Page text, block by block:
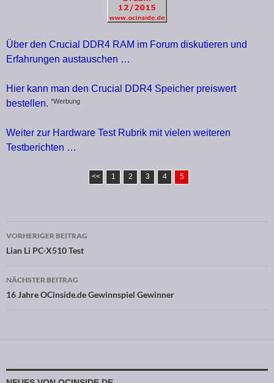
Über den Crucial DDR4 RAM im Forum diskutieren und
Erfahrungen austauschen …
Hier kann man den Crucial DDR4 Speicher preiswert
bestellen. *Werbung
Weiter zur Hardware Test Rubrik mit vielen weiteren
Testberichten …
<< 1 2 3 4 5
Beitragsnavigation
VORHERIGER BEITRAG
Lian Li PC-X510 Test
NÄCHSTER BEITRAG
16 Jahre OCinside.de Gewinnspiel Gewinner